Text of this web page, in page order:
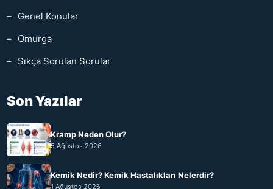
Genel Konular
Omurga
Sıkça Sorulan Sorular
Son Yazılar
Kramp Neden Olur?
5 Ağustos 2026
Kemik Nedir? Kemik Hastalıkları Nelerdir?
1 Ağustos 2026